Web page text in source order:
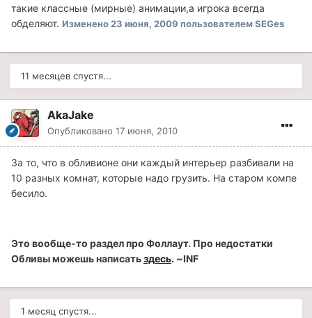
такие классные (мирные) анимации,а игрока всегда
обделяют. Изменено23 июня, 2009 пользователем SEGes
11 месяцев спустя...
AkaJake
Опубликовано 17 июня, 2010
За то, что в обливионе они каждый интерьер разбивали на
10 разных комнат, которые надо грузить. На старом компе
бесило.
Это вообще-то раздел про Фоллаут. Про недостатки
Обливы можешь написатьздесь. ~INF
1 месяц спустя...